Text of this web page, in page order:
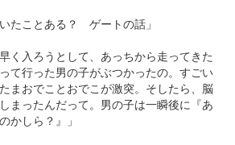
たことある？ ゲートの話」
く入ろうとして、あっちから走ってきた
て行った男の子がぶつかったの。すごい
まおでことおでこが激突。そしたら、脳
まったんだって。男の子は一瞬後に『あ
かしら？』」